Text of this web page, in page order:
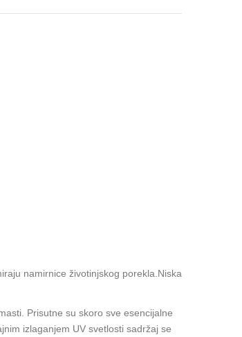
namirnice životinjskog porekla.Niska
Prisutne su skoro sve esencijalne
izlaganjem UV svetlosti sadržaj se